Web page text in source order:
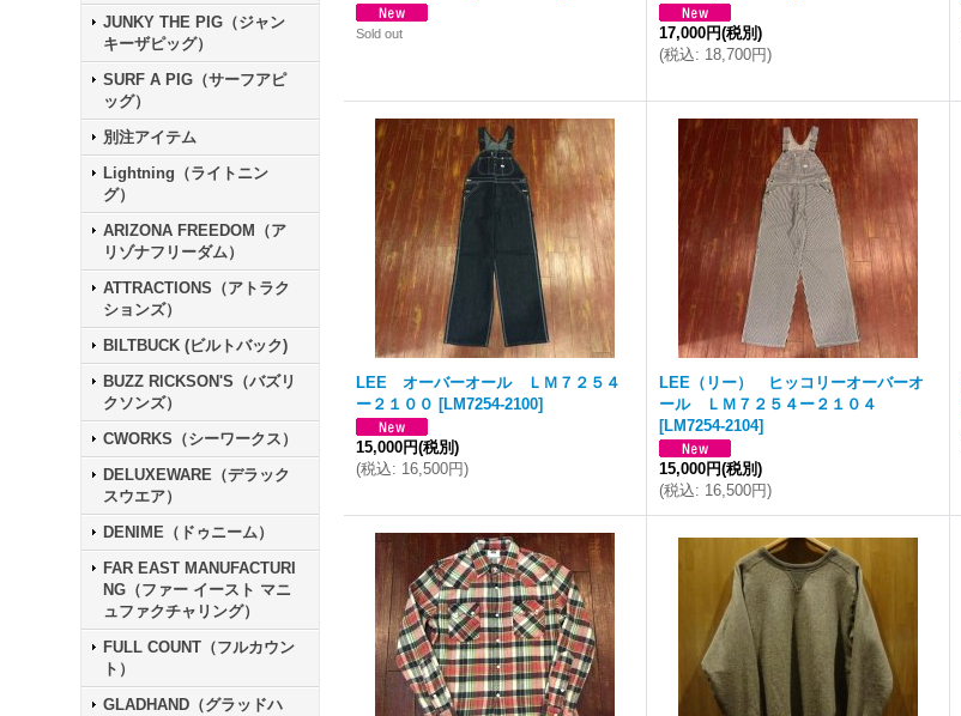
JUNKY THE PIG（ジャン
キーザピッグ）
SURF A PIG（サーフアピ
ッグ）
別注アイテム
Lightning（ライトニン
グ）
ARIZONA FREEDOM（ア
リゾナフリーダム）
ATTRACTIONS（アトラク
ションズ）
BILTBUCK (ビルトバック)
BUZZ RICKSON'S（バズリ
クソンズ）
CWORKS（シーワークス）
DELUXEWARE（デラック
スウエア）
DENIME（ドゥニーム）
FAR EAST MANUFACTURI
NG（ファー イースト マニ
ュファクチャリング）
FULL COUNT（フルカウン
ト）
GLADHAND（グラッドハ
Sold out 17,000円(税別)
(税込: 18,700円)
LEE オーバーオール ＬＭ７２５４
ー２１００ [LM7254-2100]
15,000円(税別)
(税込: 16,500円)
LEE（リー） ヒッコリーオーバーオ
ール ＬＭ７２５４ー２１０４
[LM7254-2104]
15,000円(税別)
(税込: 16,500円)